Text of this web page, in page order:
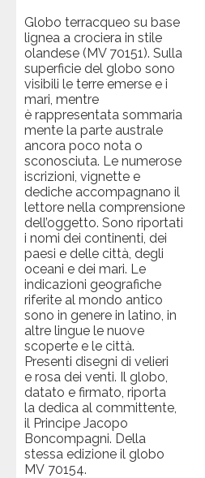
Globo terracqueo su base
lignea a crociera in stile
olandese (MV 70151). Sulla
superficie del globo sono
visibili le terre emerse e i
mari, mentre
è rappresentata sommaria
mente la parte australe
ancora poco nota o
sconosciuta. Le numerose
iscrizioni, vignette e
dediche accompagnano il
lettore nella comprensione
dell’oggetto. Sono riportati
i nomi dei continenti, dei
paesi e delle città, degli
oceani e dei mari. Le
indicazioni geografiche
riferite al mondo antico
sono in genere in latino, in
altre lingue le nuove
scoperte e le città.
Presenti disegni di velieri
e rosa dei venti. Il globo,
datato e firmato, riporta
la dedica al committente,
il Principe Jacopo
Boncompagni. Della
stessa edizione il globo
MV 70154.